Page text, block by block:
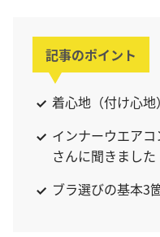
記事のポイント
着心地（付け心地
インナーウエア
さんに聞きました
ブラ選びの基本3